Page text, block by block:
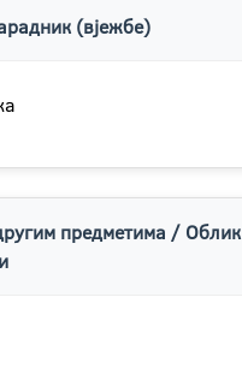
(вјежбе)
предметима / Облик